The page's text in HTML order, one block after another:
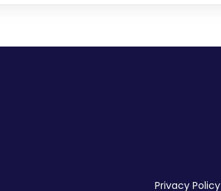
Privacy Policy